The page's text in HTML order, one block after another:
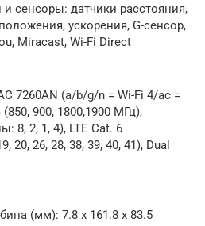
сенсоры: датчики расстояния,
ускорения, G-сенсор,
Miracast, Wi-Fi Direct
7260AN (a/b/g/n = Wi-Fi 4/ac =
900, 1800,1900 МГц),
8, 2, 1, 4), LTE Cat. 6
20, 26, 28, 38, 39, 40, 41), Dual
(мм): 7.8 x 161.8 x 83.5